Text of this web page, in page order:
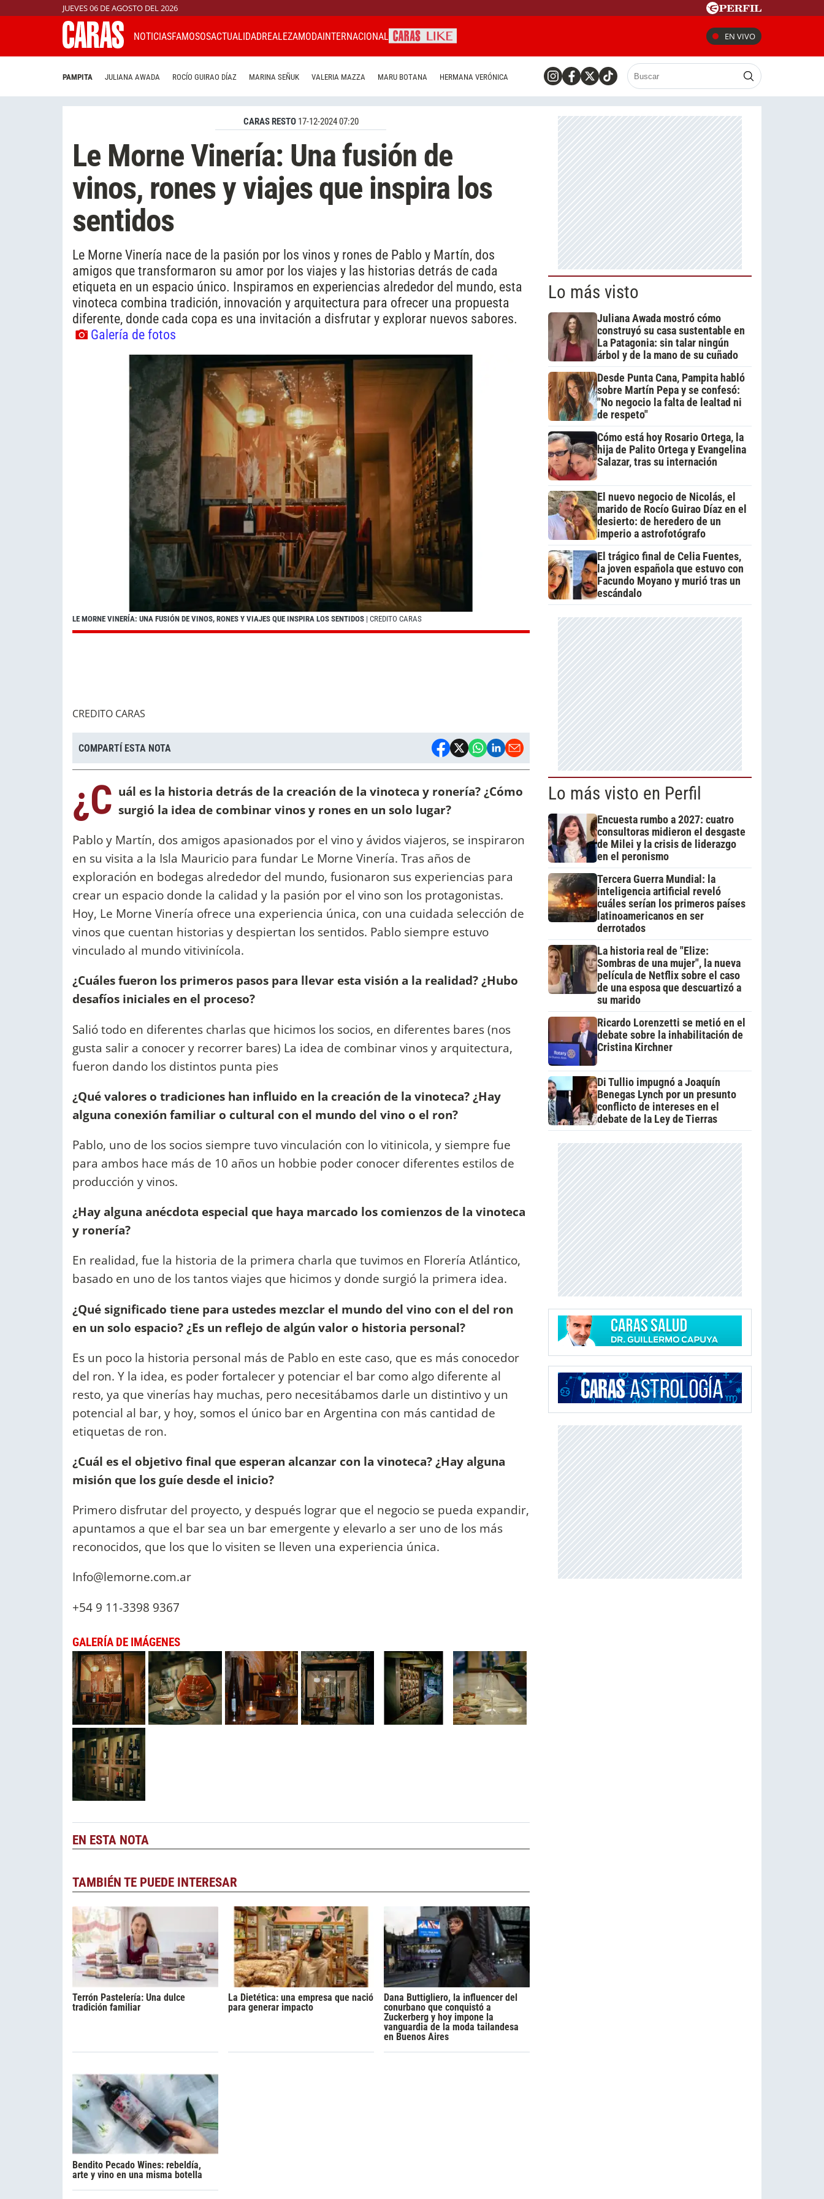
JUEVES 06 DE AGOSTO DEL 2026
NOTICIASFAMOSOSACTUALIDADREALEZAMODAINTERNACIONAL EN VIVO
PAMPITA JULIANA AWADA ROCÍO GUIRAO DÍAZ MARINA SEÑUK VALERIA MAZZA MARU BOTANA HERMANA VERÓNICA
CARAS RESTO 17-12-2024 07:20
Le Morne Vinería: Una fusión de
vinos, rones y viajes que inspira los
sentidos
Le Morne Vinería nace de la pasión por los vinos y rones de Pablo y Martín, dos
amigos que transformaron su amor por los viajes y las historias detrás de cada
etiqueta en un espacio único. Inspiramos en experiencias alrededor del mundo, esta
vinoteca combina tradición, innovación y arquitectura para ofrecer una propuesta
diferente, donde cada copa es una invitación a disfrutar y explorar nuevos sabores.
Galería de fotos
LE MORNE VINERÍA: UNA FUSIÓN DE VINOS, RONES Y VIAJES QUE INSPIRA LOS SENTIDOS | CREDITO CARAS
CREDITO CARAS
COMPARTÍ ESTA NOTA
¿C uál es la historia detrás de la creación de la vinoteca y ronería? ¿Cómo
surgió la idea de combinar vinos y rones en un solo lugar?
Pablo y Martín, dos amigos apasionados por el vino y ávidos viajeros, se inspiraron
en su visita a la Isla Mauricio para fundar Le Morne Vinería. Tras años de
exploración en bodegas alrededor del mundo, fusionaron sus experiencias para
crear un espacio donde la calidad y la pasión por el vino son los protagonistas.
Hoy, Le Morne Vinería ofrece una experiencia única, con una cuidada selección de
vinos que cuentan historias y despiertan los sentidos. Pablo siempre estuvo
vinculado al mundo vitivinícola.
¿Cuáles fueron los primeros pasos para llevar esta visión a la realidad? ¿Hubo
desafíos iniciales en el proceso?
Salió todo en diferentes charlas que hicimos los socios, en diferentes bares (nos
gusta salir a conocer y recorrer bares) La idea de combinar vinos y arquitectura,
fueron dando los distintos punta pies
¿Qué valores o tradiciones han influido en la creación de la vinoteca? ¿Hay
alguna conexión familiar o cultural con el mundo del vino o el ron?
Pablo, uno de los socios siempre tuvo vinculación con lo vitinicola, y siempre fue
para ambos hace más de 10 años un hobbie poder conocer diferentes estilos de
producción y vinos.
¿Hay alguna anécdota especial que haya marcado los comienzos de la vinoteca
y ronería?
En realidad, fue la historia de la primera charla que tuvimos en Florería Atlántico,
basado en uno de los tantos viajes que hicimos y donde surgió la primera idea.
¿Qué significado tiene para ustedes mezclar el mundo del vino con el del ron
en un solo espacio? ¿Es un reflejo de algún valor o historia personal?
Es un poco la historia personal más de Pablo en este caso, que es más conocedor
del ron. Y la idea, es poder fortalecer y potenciar el bar como algo diferente al
resto, ya que vinerías hay muchas, pero necesitábamos darle un distintivo y un
potencial al bar, y hoy, somos el único bar en Argentina con más cantidad de
etiquetas de ron.
¿Cuál es el objetivo final que esperan alcanzar con la vinoteca? ¿Hay alguna
misión que los guíe desde el inicio?
Primero disfrutar del proyecto, y después lograr que el negocio se pueda expandir,
apuntamos a que el bar sea un bar emergente y elevarlo a ser uno de los más
reconocidos, que los que lo visiten se lleven una experiencia única.
Info@lemorne.com.ar
+54 9 11-3398 9367
GALERÍA DE IMÁGENES
EN ESTA NOTA
TAMBIÉN TE PUEDE INTERESAR
Terrón Pastelería: Una dulce
tradición familiar
La Dietética: una empresa que nació
para generar impacto
Dana Buttigliero, la influencer del
conurbano que conquistó a
Zuckerberg y hoy impone la
vanguardia de la moda tailandesa
en Buenos Aires
Bendito Pecado Wines: rebeldía,
arte y vino en una misma botella
Lo más visto
Juliana Awada mostró cómo
construyó su casa sustentable en
La Patagonia: sin talar ningún
árbol y de la mano de su cuñado
Desde Punta Cana, Pampita habló
sobre Martín Pepa y se confesó:
"No negocio la falta de lealtad ni
de respeto"
Cómo está hoy Rosario Ortega, la
hija de Palito Ortega y Evangelina
Salazar, tras su internación
El nuevo negocio de Nicolás, el
marido de Rocío Guirao Díaz en el
desierto: de heredero de un
imperio a astrofotógrafo
El trágico final de Celia Fuentes,
la joven española que estuvo con
Facundo Moyano y murió tras un
escándalo
Lo más visto en Perfil
Encuesta rumbo a 2027: cuatro
consultoras midieron el desgaste
de Milei y la crisis de liderazgo
en el peronismo
Tercera Guerra Mundial: la
inteligencia artificial reveló
cuáles serían los primeros países
latinoamericanos en ser
derrotados
La historia real de "Elize:
Sombras de una mujer", la nueva
película de Netflix sobre el caso
de una esposa que descuartizó a
su marido
Ricardo Lorenzetti se metió en el
debate sobre la inhabilitación de
Cristina Kirchner
Di Tullio impugnó a Joaquín
Benegas Lynch por un presunto
conflicto de intereses en el
debate de la Ley de Tierras